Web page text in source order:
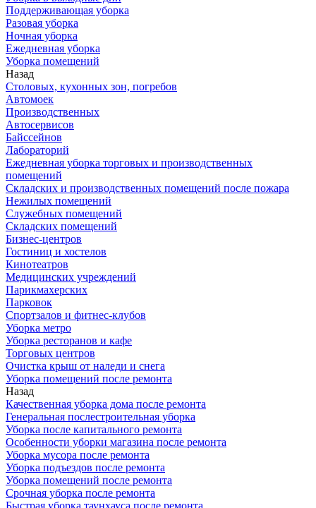
Поддерживающая уборка
Разовая уборка
Ночная уборка
Ежедневная уборка
Уборка помещений
Назад
Столовых, кухонных зон, погребов
Автомоек
Производственных
Автосервисов
Байссейнов
Лабораторий
Ежедневная уборка торговых и производственных
помещений
Складских и производственных помещений после пожара
Нежилых помещений
Служебных помещений
Складских помещений
Бизнес-центров
Гостиниц и хостелов
Кинотеатров
Медицинских учреждений
Парикмахерских
Парковок
Спортзалов и фитнес-клубов
Уборка метро
Уборка ресторанов и кафе
Торговых центров
Очистка крыш от наледи и снега
Уборка помещений после ремонта
Назад
Качественная уборка дома после ремонта
Генеральная послестроительная уборка
Уборка после капитального ремонта
Особенности уборки магазина после ремонта
Уборка мусора после ремонта
Уборка подъездов после ремонта
Уборка помещений после ремонта
Срочная уборка после ремонта
Быстрая уборка таунхауса после ремонта